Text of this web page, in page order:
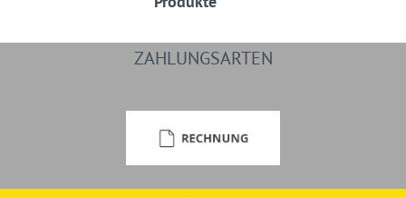
ZAHLUNGSARTEN